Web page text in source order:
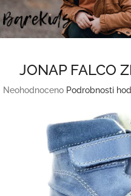
Přejít
na
obsah
JONAP FALCO
Průměrné
Neohodnoceno Podrobnosti